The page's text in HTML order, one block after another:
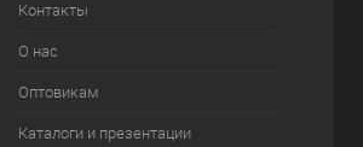
Контакты
О нас
Оптовикам
Каталоги и презентации